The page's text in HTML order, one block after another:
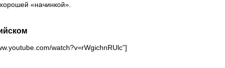
«начинкой».
watch?v=rWgichnRUlc”]